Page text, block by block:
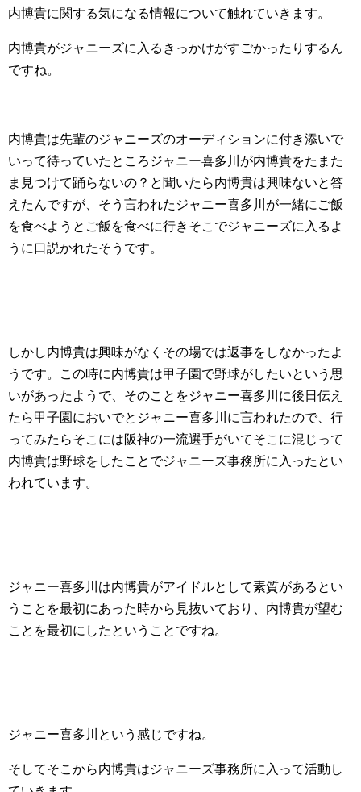
内博貴に関する気になる情報について触れていきます。
内博貴がジャニーズに入るきっかけがすごかったりするん
ですね。
内博貴は先輩のジャニーズのオーディションに付き添いで
いって待っていたところジャニー喜多川が内博貴をたまた
ま見つけて踊らないの？と聞いたら内博貴は興味ないと答
えたんですが、そう言われたジャニー喜多川が一緒にご飯
を食べようとご飯を食べに行きそこでジャニーズに入るよ
うに口説かれたそうです。
しかし内博貴は興味がなくその場では返事をしなかったよ
うです。この時に内博貴は甲子園で野球がしたいという思
いがあったようで、そのことをジャニー喜多川に後日伝え
たら甲子園においでとジャニー喜多川に言われたので、行
ってみたらそこには阪神の一流選手がいてそこに混じって
内博貴は野球をしたことでジャニーズ事務所に入ったとい
われています。
ジャニー喜多川は内博貴がアイドルとして素質があるとい
うことを最初にあった時から見抜いており、内博貴が望む
ことを最初にしたということですね。
ジャニー喜多川という感じですね。
そしてそこから内博貴はジャニーズ事務所に入って活動し